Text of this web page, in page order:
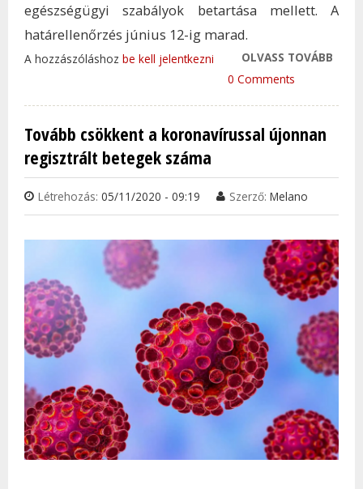
egészségügyi szabályok betartása mellett. A
határellenőrzés június 12-ig marad.
OLVASS TOVÁBB
A hozzászóláshoz be kell jelentkezni
0 Comments
Tovább csökkent a koronavírussal újonnan
regisztrált betegek száma
Létrehozás: 05/11/2020 - 09:19 Szerző: Melano